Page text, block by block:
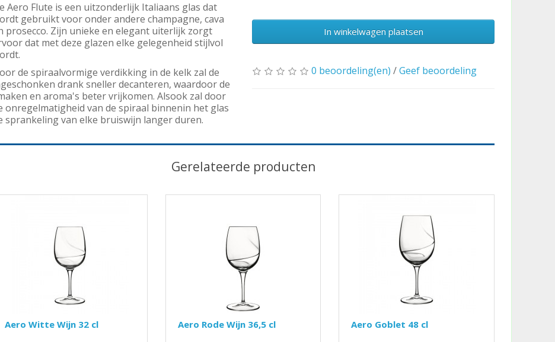
Aero Flute is een uitzonderlijk Italiaans glas dat
gebruikt voor onder andere champagne, cava
prosecco. Zijn unieke en elegant uiterlijk zorgt
dat met deze glazen elke gelegenheid stijlvol
de spiraalvormige verdikking in de kelk zal de
drank sneller decanteren, waardoor de
en aroma's beter vrijkomen. Alsook zal door
onregelmatigheid van de spiraal binnenin het glas
sprankeling van elke bruiswijn langer duren.
In winkelwagen plaatsen
0 beoordeling(en) /Geef beoordeling
Gerelateerde producten
Aero Witte Wijn 32 cl Aero Rode Wijn 36,5 cl Aero Goblet 48 cl